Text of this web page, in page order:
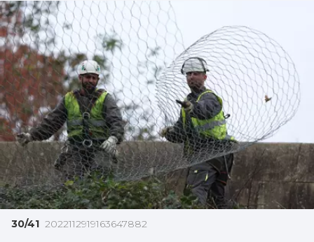
30/41 2022112919163647882